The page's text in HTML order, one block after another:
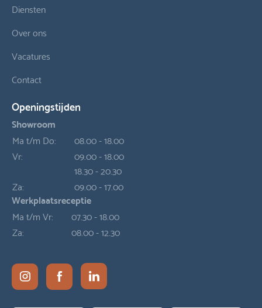
Diensten
Over ons
Vacatures
Contact
Openingstijden
Showroom
Ma t/m Do:
08.00 - 18.00
Vr:
09.00 - 18.00
18.30 - 20.30
Za:
09.00 - 17.00
Werkplaatsreceptie
Ma t/m Vr:
07.30 - 18.00
Za:
08.00 - 12.30